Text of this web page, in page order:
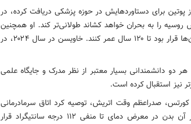
پوتین برای دستاوردهایش در حوزه پزشکی دریافت کرده، در
را به بحران خواهد کشاند طولانی‌تر کند. او همچنین
با استناد به متون کتاب مقدس استدلال می‌کرد که انسان‌ها قرار بود تا ۱۲۰ سال عمر کنند. خاویسن در سال ۲۰۲۴، در
دو دانشمندانی بسیار معتبر از نظر مدرک و جایگاه علمی
نیز استقبال کرده است.
پوتین به سباستین کورتس، صدراعظم وقت اتریش، توصیه کرد اتاق سرمادرمانی
(کرایوتراپی) را امتحان کند‌ــ نوعی سونای معکوس که در آن بدن در معرض دمای تا منفی ۱۱۲ درجه سانتیگراد قرار